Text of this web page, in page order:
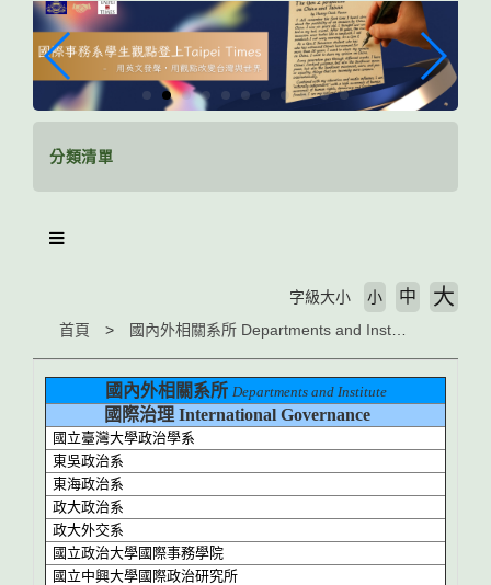
分類清單
首頁
字級大小 小 中 大
國內外相關系所 Departments and Institute
國際治理 International Governance
國立臺灣大學政治學系
東吳政治系
東海政治系
政大政治系
政大外交系
國立政治大學國際事務學院
國立中興大學國際政治研究所